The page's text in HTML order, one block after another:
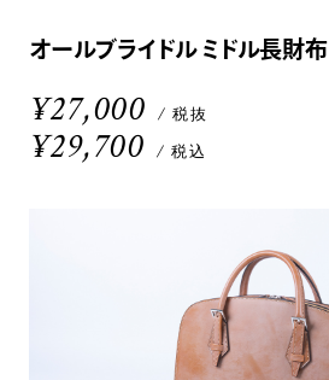
オールブライドル ミドル長財布
¥27,000 / 税抜
¥29,700 / 税込